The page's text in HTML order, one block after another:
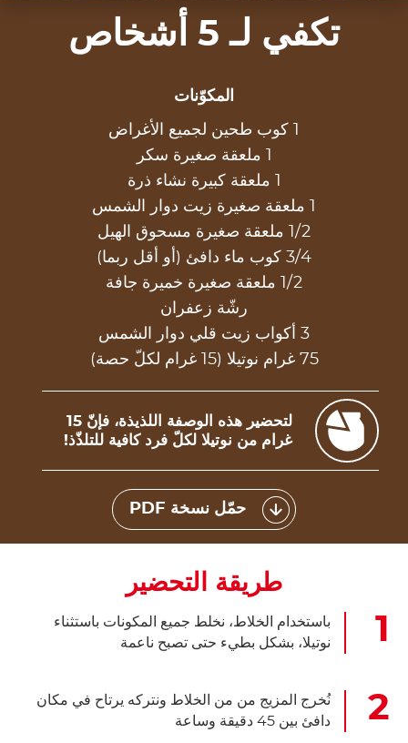
تكفي لـ 5 أشخاص
المكوّنات
1/2 ملعقة صغيرة مسحوق الهيل
3/4 كوب ماء دافئ (أو أقل ربما)
1/2 ملعقة صغيرة خميرة جافة
رشّة زعفران
3 أكواب زيت قلي دوار الشمس
75 غرام نوتيلا (15 غرام لكلّ حصة)
لتحضير هذه الوصفة اللذيذة، فإنّ 15
غرام من نوتيلا لكلّ فرد كافية للتلذّذ!
حمّل نسخة PDF
طريقة التحضير
باستخدام الخلاط، نخلط جميع المكونات باستثناء
نوتيلا، بشكل بطيء حتى تصبح ناعمة
نُخرج المزيج من من الخلاط ونتركه يرتاح في مكان
دافئ بين 45 دقيقة وساعة